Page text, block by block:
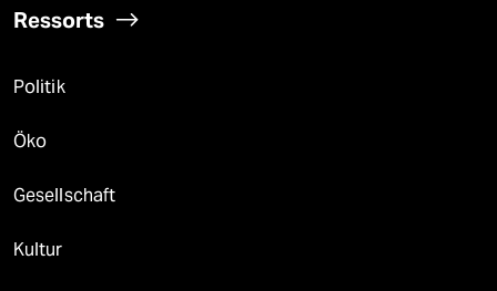
Ressorts
Politik
Öko
Gesellschaft
Kultur